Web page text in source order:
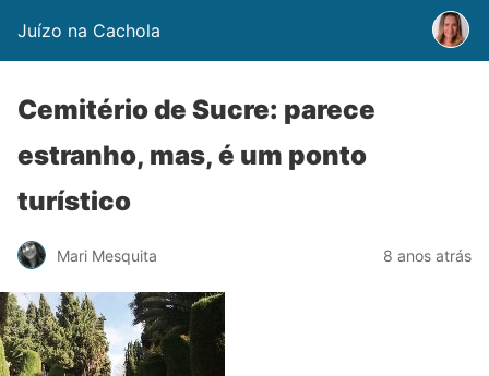
Juízo na Cachola
Cemitério de Sucre: parece
estranho, mas, é um ponto
turístico
Mari Mesquita 8 anos atrás